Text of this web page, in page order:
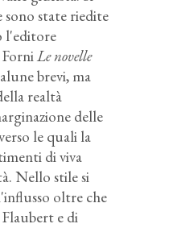
sono state riedite
l'editore
Le novelle
brevi, ma
realtà
delle
le quali la
di viva
Nello stile si
oltre che
e di